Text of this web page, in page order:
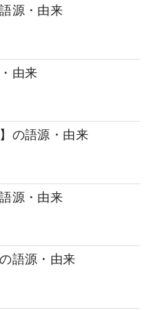
源・由来
由来
の語源・由来
源・由来
語源・由来